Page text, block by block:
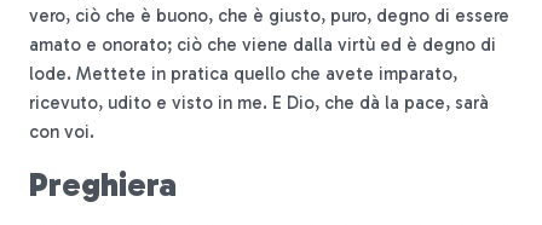
vero, ciò che è buono, che è giusto, puro, degno di essere
amato e onorato; ciò che viene dalla virtù ed è degno di
lode. Mettete in pratica quello che avete imparato,
ricevuto, udito e visto in me. E Dio, che dà la pace, sarà
con voi.
Preghiera